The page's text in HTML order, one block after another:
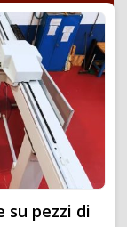
su pezzi di